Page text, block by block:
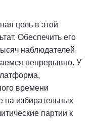
цель в этой
Обеспечить его
наблюдателей,
непрерывно. У
времени
на избирательных
партии к